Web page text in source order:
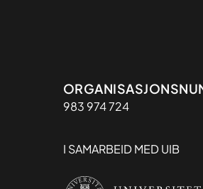
983 974 724
I SAMARBEID MED UIB